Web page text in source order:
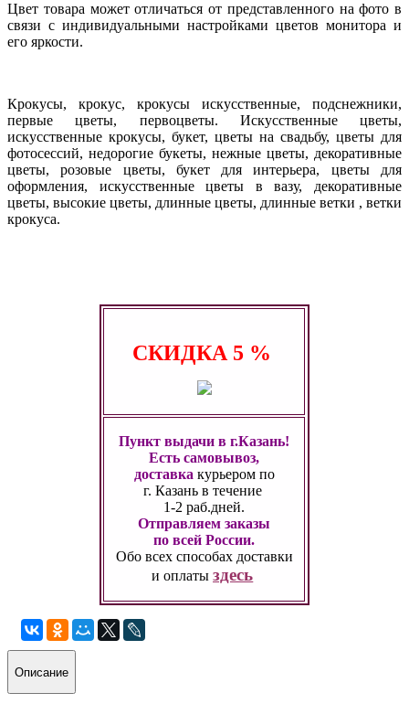
Цвет товара может отличаться от представленного на фото в
связи с индивидуальными настройками цветов монитора и
его яркости.
Крокусы, крокус, крокусы искусственные, подснежники,
первые цветы, первоцветы. Искусственные цветы,
искусственные крокусы, букет, цветы на свадьбу, цветы для
фотосессий, недорогие букеты, нежные цветы, декоративные
цветы, розовые цветы, букет для интерьера, цветы для
оформления, искусственные цветы в вазу, декоративные
цветы, высокие цветы, длинные цветы, длинные ветки , ветки
крокуса.
СКИДКА 5 %
Пункт выдачи в г.Казань!
Есть самовывоз,
доставка курьером по
г. Казань в течение
1-2 раб.дней.
Отправляем заказы
по всей России.
Обо всех способах доставки
и оплатыздесь
Описание